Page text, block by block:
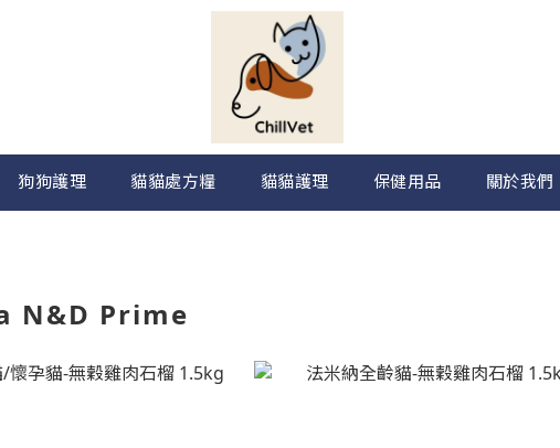
狗狗護理 貓貓處方糧 貓貓護理 保健用品 關於我們
N&D Prime